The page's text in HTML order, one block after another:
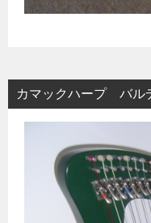
カマックハープ バル